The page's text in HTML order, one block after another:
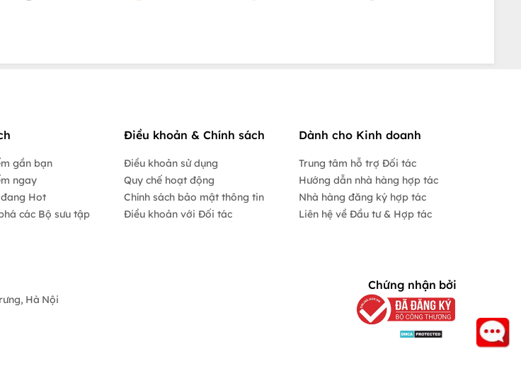
gần bạn
ngay
Hot
các Bộ sưu tập
Điều khoản & Chính sách
Điều khoản sử dụng
Quy chế hoạt động
Chính sách bảo mật thông tin
Điều khoản với Đối tác
Dành cho Kinh doanh
Trung tâm hỗ trợ Đối tác
Hướng dẫn nhà hàng hợp tác
Nhà hàng đăng ký hợp tác
Liên hệ về Đầu tư & Hợp tác
Hà Nội
Chứng nhận bởi